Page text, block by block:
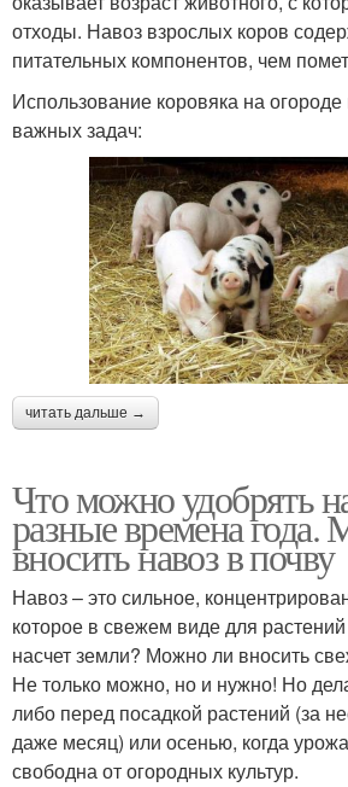
отходы. Навоз взрослых коров
питательных компонентов, чем
Использование коровяка на
важных задач:
читать дальше →
Что можно удобрять
разные времена
вносить навоз в почву
Навоз – это сильное,
которое в свежем виде для
насчет земли? Можно ли вносить
Не только можно, но и нужно! Но
либо перед посадкой растений (за
даже месяц) или осенью, когда
свободна от огородных культур.